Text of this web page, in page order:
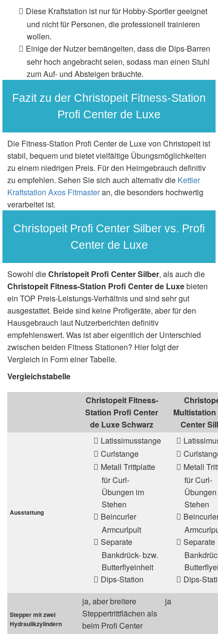
Diese Kraftstation ist nur für Hobby-Sportler geeignet
und nicht für Personen, die professionell trainieren
wollen.
Einige der Nutzer bemängelten, dass die Dips-Barren
sehr hoch angebracht seien, sodass man einen Stuhl
zum Auf- und Absteigen bräuchte.
Fazit zu der Christopeit Fitness-Station
Profi Center de Luxe
Die Fitness-Station Profi Center de Luxe von Christopeit ist
stabil, bequem und bietet vielfältige Übungsmöglichkeiten
zu einem niedrigen Preis. Für den Heimgebrauch definitiv
zu empfehlen. Sehen Sie sich auch alternativ die Kettler
Kraftstation Axos Fitmasteran, die besonders hochwertig
verarbeitet ist.
Christopeit Profi Center Silber vs. Profi
Center de Luxe
Sowohl dieChristopeit Profi Center Silber, als auch die
Christopeit Fitness-Station Profi Center de Luxebieten
ein TOP Preis-Leistungs-Verhältnis und sind sehr gut
ausgestattet. Beide sind keine Profigeräte, aber für den
Hausgebrauch laut Nutzerberichten definitiv
empfehlenswert. Was ist aber eigentlich der Unterschied
zwischen beiden Fitness Stationen? Hier folgt der
Vergleich in Form einer Tabelle.
Vergleichstabelle
Christopeit Fitness-
Station Profi Center
de Luxe Schwarz
Center
Ausstattung
Latissimusstange
Curlstange
Metall Trittplatte
für Curl-
Übungen im
Stehen
Beincurler
Armcurlpult
Separate
Bankdrück- bzw.
Butterflyeinheit
Dips-Station
Metall
für Curl-
Stehen
Separate
Dips-
Stepper mit zwei
Hydraulikzylindern
ja, aber breitere
Steppertrittflächen als
beim Profi Center
ja